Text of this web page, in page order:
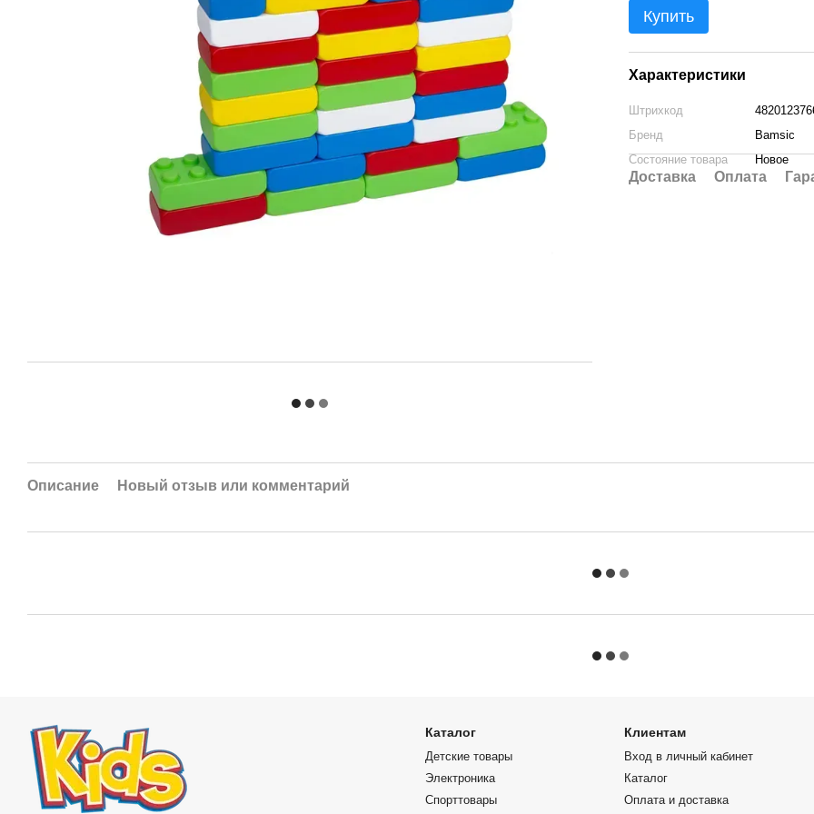
Купить
Характеристики
Штрихкод
Бренд
Bamsic
Состояние товара
Новое
Доставка Оплата
Описание Новый отзыв или комментарий
Каталог
Детские товары
Электроника
Спорттовары
Клиентам
Вход в личный кабинет
Каталог
Оплата и доставка